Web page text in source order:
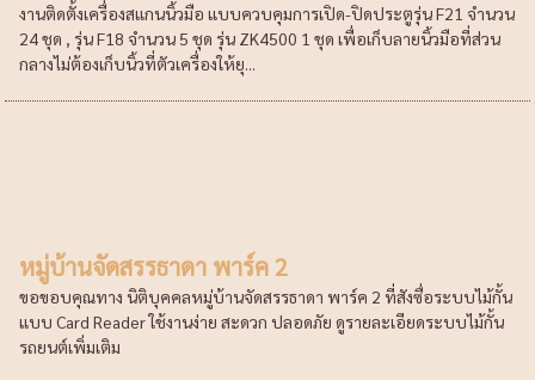
งานติดตั้งเครื่องสแกนนิ้วมือ แบบควบคุมการเปิด-ปิดประตูรุ่น F21 จำนวน
24 ชุด , รุ่น F18 จำนวน 5 ชุด รุ่น ZK4500 1 ชุด เพื่อเก็บลายนิ้วมือที่ส่วน
กลางไม่ต้องเก็บนิ้วที่ตัวเครื่องให้ยุ...
หมู่บ้านจัดสรรธาดา พาร์ค 2
ขอขอบคุณทาง นิติบุคคลหมู่บ้านจัดสรรธาดา พาร์ค 2 ที่สังซื่อระบบไม้กั้น
แบบ Card Reader ใช้งานง่าย สะดวก ปลอดภัย ดูรายละเอียดระบบไม้กั้น
รถยนต์เพิ่มเติม